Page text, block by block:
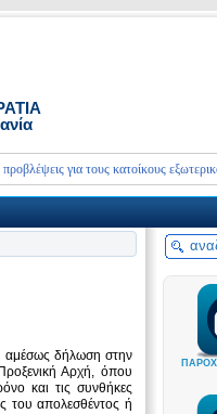
για τους κατοίκους εξωτερικού
αμέσως δήλωση στην
Αρχή, όπου
και τις συνθήκες
του απολεσθέντος ή